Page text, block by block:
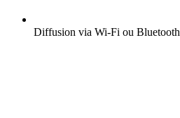
Diffusion via Wi-Fi ou Bluetooth